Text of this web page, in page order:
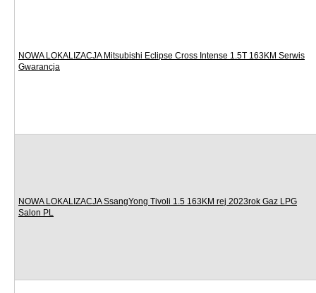
NOWA LOKALIZACJA Mitsubishi Eclipse Cross Intense 1.5T 163KM Serwis
Gwarancja
NOWA LOKALIZACJA SsangYong Tivoli 1.5 163KM rej 2023rok Gaz LPG
Salon PL